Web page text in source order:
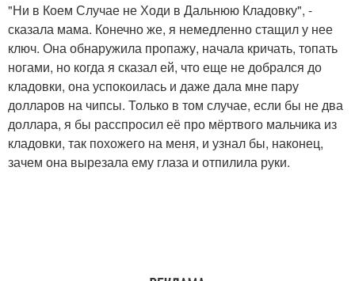
"Ни в Коем Случае не Ходи в Дальнюю Кладовку", -
сказала мама. Конечно же, я немедленно стащил у нее
ключ. Она обнаружила пропажу, начала кричать, топать
ногами, но когда я сказал ей, что еще не добрался до
кладовки, она успокоилась и даже дала мне пару
долларов на чипсы. Только в том случае, если бы не два
доллара, я бы расспросил её про мёртвого мальчика из
кладовки, так похожего на меня, и узнал бы, наконец,
зачем она вырезала ему глаза и отпилила руки.